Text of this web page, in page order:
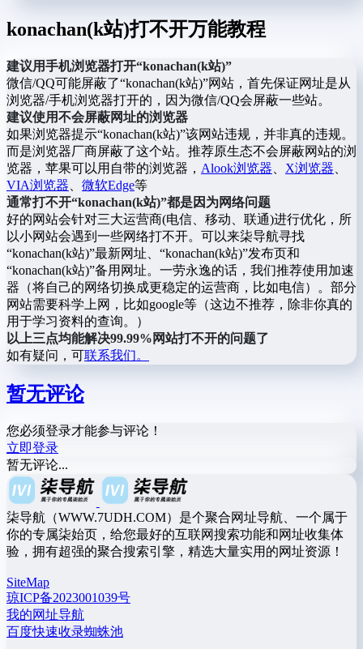
konachan(k站)打不开万能教程
建议用手机浏览器打开“konachan(k站)”
微信/QQ可能屏蔽了“konachan(k站)”网站，首先保证网址是从
浏览器/手机浏览器打开的，因为微信/QQ会屏蔽一些站。
建议使用不会屏蔽网址的浏览器
如果浏览器提示“konachan(k站)”该网站违规，并非真的违规。
而是浏览器厂商屏蔽了这个站。推荐原生态不会屏蔽网站的浏
览器，苹果可以用自带的浏览器， Alook浏览器 X浏览器
VIA浏览器
微软Edge等
通常打不开“konachan(k站)”都是因为网络问题
好的网站会针对三大运营商(电信、移动、联通)进行优化，所
以小网站会遇到一些网络打不开。可以来柒导航寻找
“konachan(k站)”最新网址、“konachan(k站)”发布页和
“konachan(k站)”备用网址。一劳永逸的话，我们推荐使用加速
器（将自己的网络切换成更稳定的运营商，比如电信）。部分
网站需要科学上网，比如google等（这边不推荐，除非你真的
用于学习资料的查询。）
以上三点均能解决99.99%网站打不开的问题了
如有疑问，可联系我们。
暂无评论
您必须登录才能参与评论！
立即登录
暂无评论...
柒导航（WWW.7UDH.COM）是个聚合网址导航、一个属于
你的专属柒始页，给您最好的互联网搜索功能和网址收集体
验，拥有超强的聚合搜索引擎，精选大量实用的网址资源！
SiteMap
琼ICP备2023001039号
我的网址导航
百度快速收录蜘蛛池